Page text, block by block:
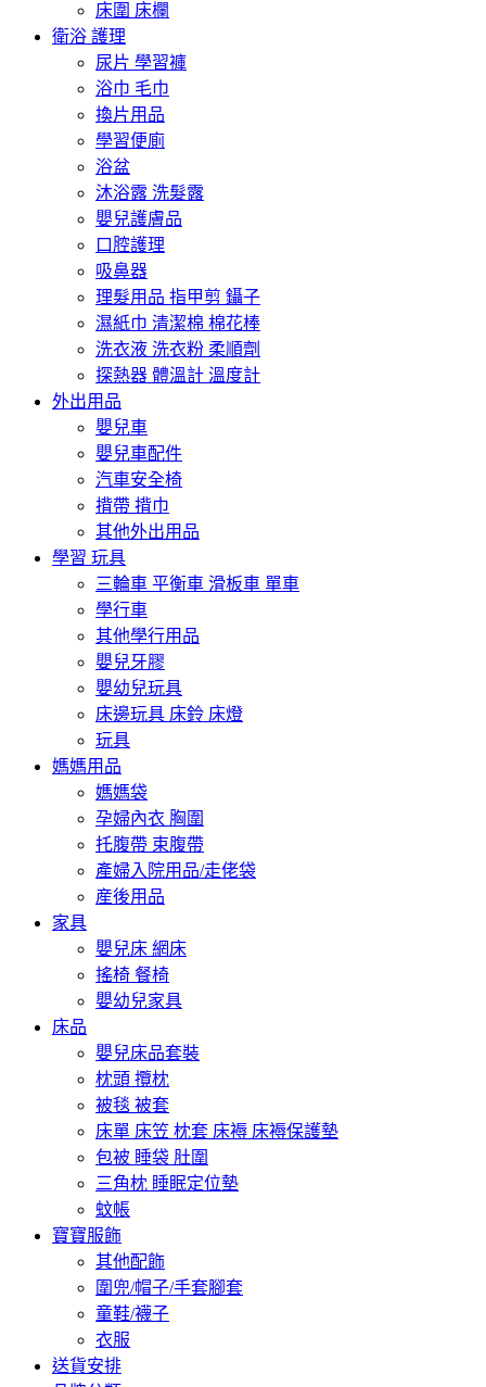
床圍 床欄
衛浴 護理
尿片 學習褲
浴巾 毛巾
換片用品
學習便廁
浴盆
沐浴露 洗髮露
嬰兒護膚品
口腔護理
吸鼻器
理髮用品 指甲剪 鑷子
濕紙巾 清潔棉 棉花棒
洗衣液 洗衣粉 柔順劑
探熱器 體溫計 溫度計
外出用品
嬰兒車
嬰兒車配件
汽車安全椅
揹帶 揹巾
其他外出用品
學習 玩具
三輪車 平衡車 滑板車 單車
學行車
其他學行用品
嬰兒牙膠
嬰幼兒玩具
床邊玩具 床鈴 床燈
玩具
媽媽用品
媽媽袋
孕婦內衣 胸圍
托腹帶 束腹帶
產婦入院用品/走佬袋
産後用品
家具
嬰兒床 網床
搖椅 餐椅
嬰幼兒家具
床品
嬰兒床品套裝
枕頭 攬枕
被毯 被套
床單 床笠 枕套 床褥 床褥保護墊
包被 睡袋 肚圍
三角枕 睡眠定位墊
蚊帳
寶寶服飾
其他配飾
圍兜/帽子/手套腳套
童鞋/襪子
衣服
送貨安排